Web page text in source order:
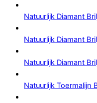
Natuurlijk Diamant
Natuurlijk Diamant
Natuurlijk Diamant
Natuurlijk Toermalijn